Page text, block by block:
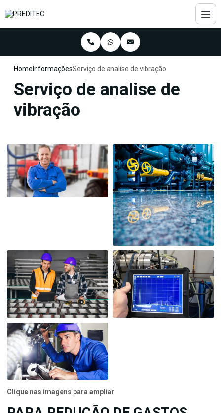
HomeInformaçõesServiço de analise de vibração
Serviço de analise de
vibração
Clique nas imagens para ampliar